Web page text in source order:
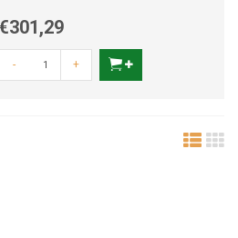
€301,29
- +